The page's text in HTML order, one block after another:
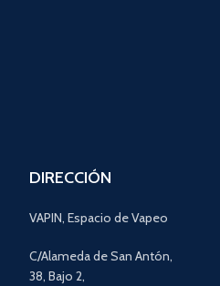
DIRECCIÓN
VAPIN, Espacio de Vapeo
C/Alameda de San Antón,
38, Bajo 2,